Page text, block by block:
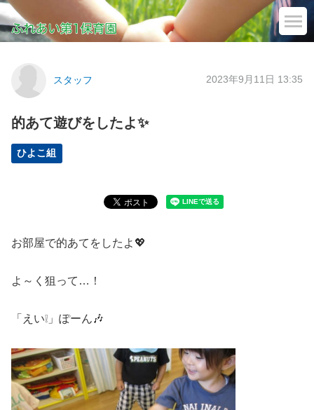
スタッフ 2023年9月11日 13:35
的あて遊びをしたよ✨
ひよこ組
お部屋で的あてをしたよ💖
よ～く狙って…！
「えい❕」ぽーん🎶